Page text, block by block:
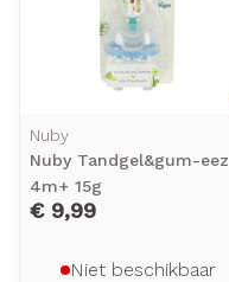
Nuby
Nuby Tandgel&gum-eez
4m+ 15g
€ 9,99
Niet beschikbaar